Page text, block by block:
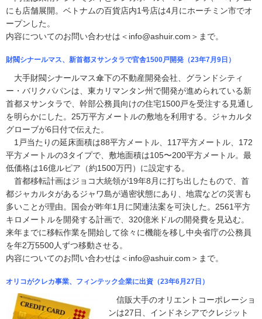
にも店舗展開。ベトナムの百貨店内1号店は4月にホーチミン市でオ
ープンした。
内容についてのお問い合わせは＜info@ashuir.com＞まで。
財閥シナールマス、新首都ヌサンタラで官舎1500戸開発（23年7月9日）
大手財閥シナールマス傘下の不動産開発会社、グランドシティ
ー・バリクパパンは、東カリマンタン州で開発が進められている新
首都ヌサンタラで、幹部公務員向けの住宅1500戸を受注する見通し
を明らかにした。25万平方メートルの敷地を利用する。ジャカルタ
グローブが6日付で伝えた。
1戸当たりの延床面積は88平方メートル、117平方メートル、172
平方メートルの3タイプで、敷地面積は105〜200平方メートル。最
低価格は16億ルピア（約1500万円）に設定する。
首都移転計画はジョコ大統領が19年8月に打ち出したもので、首
都ジャカルタがあるジャワ島が過密状態にあり、地震などの災害も
多いことが理由。国会が昨年1月に関連法案を可決した。2561平方
キロメートルを開発する計画で、320億米ドルの開発費を見込む。
来年までに移転作業を開始して徐々に機能を移し中央省庁の公務員
を年2万5500人ずつ移動させる。
内容についてのお問い合わせは＜info@ashuir.com＞まで。
オリコがクレカ事業、フィンテック企業に出資（23年6月27日）
信販大手のオリエントコーポレーショ
ンは27日、インドネシアでクレジット